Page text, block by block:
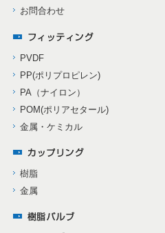
お問合わせ
PVDF
PP(ポリプロピレン)
PA（ナイロン）
POM(ポリアセタール)
金属・ケミカル
樹脂
金属